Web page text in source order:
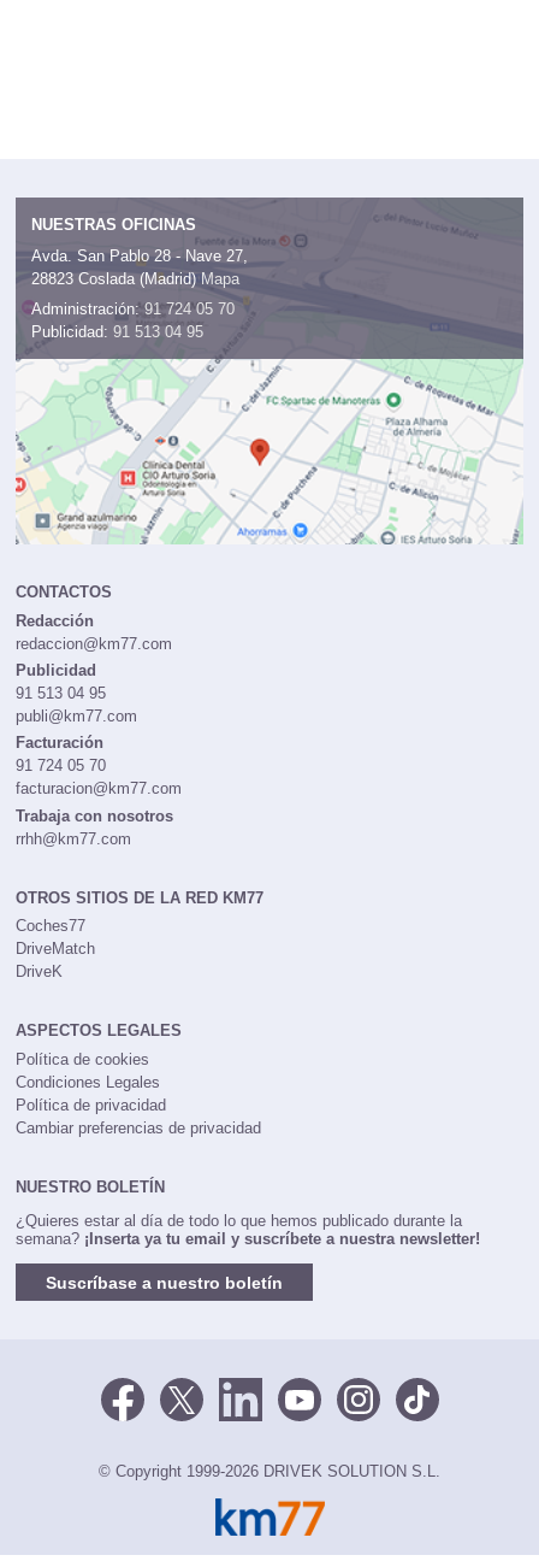
NUESTRAS OFICINAS
Avda. San Pablo 28 - Nave 27,
28823 Coslada (Madrid) Mapa
Administración: 91 724 05 70
Publicidad: 91 513 04 95
CONTACTOS
Redacción
redaccion@km77.com
Publicidad
91 513 04 95
publi@km77.com
Facturación
91 724 05 70
facturacion@km77.com
Trabaja con nosotros
rrhh@km77.com
OTROS SITIOS DE LA RED KM77
Coches77
DriveMatch
DriveK
ASPECTOS LEGALES
Política de cookies
Condiciones Legales
Política de privacidad
Cambiar preferencias de privacidad
NUESTRO BOLETÍN
¿Quieres estar al día de todo lo que hemos publicado durante la
semana? ¡Inserta ya tu email y suscríbete a nuestra newsletter!
Suscríbase a nuestro boletín
© Copyright 1999-2026 DRIVEK SOLUTION S.L.